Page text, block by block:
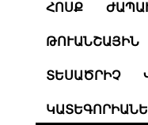
ՀՈՍՔ
ԹՈՒԱՆՇԱՅԻՆ
ՏԵՍԱԾՐԻՉ